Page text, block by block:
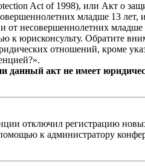
Act of 1998), или Акт о
младше 13 лет,
от несовершеннолетних
к юрисконсульту. Обратите
отношений, кроме
данный акт не имеет
отключил регистрацию
помощью к администратору